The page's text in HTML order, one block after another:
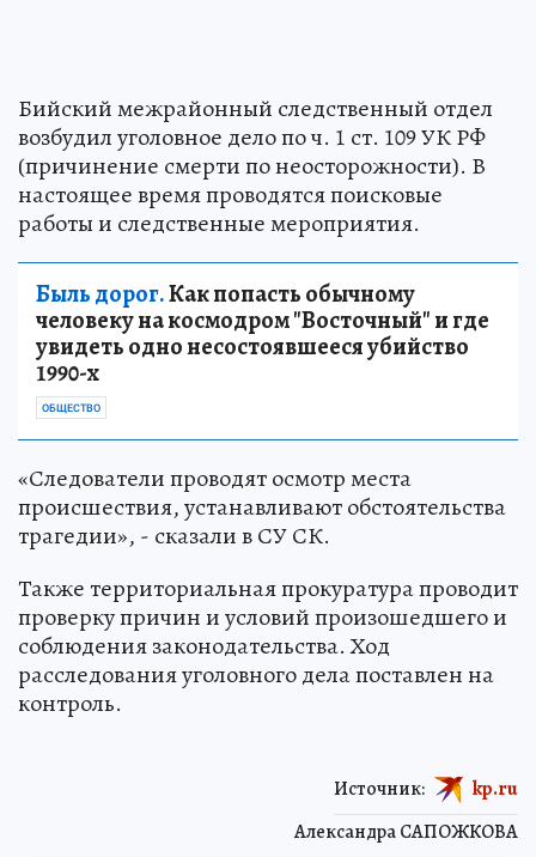
Бийский межрайонный следственный отдел
возбудил уголовное дело по ч. 1 ст. 109 УК РФ
(причинение смерти по неосторожности). В
настоящее время проводятся поисковые
работы и следственные мероприятия.
Быль дорог.Как попасть обычному
человеку на космодром "Восточный" и где
увидеть одно несостоявшееся убийство
1990-х
ОБЩЕСТВО
«Следователи проводят осмотр места
происшествия, устанавливают обстоятельства
трагедии», - сказали в СУ СК.
Также территориальная прокуратура проводит
проверку причин и условий произошедшего и
соблюдения законодательства. Ход
расследования уголовного дела поставлен на
контроль.
Александра САПОЖКОВА
Источник: kp.ru